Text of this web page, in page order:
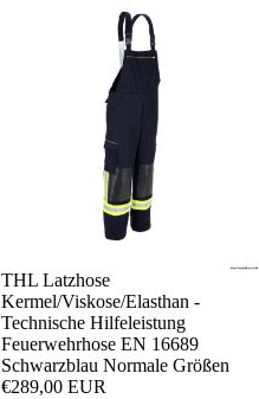
THL Latzhose
Kermel/Viskose/Elasthan -
Technische Hilfeleistung
Feuerwehrhose EN 16689
Schwarzblau Normale Größen
€289,00 EUR